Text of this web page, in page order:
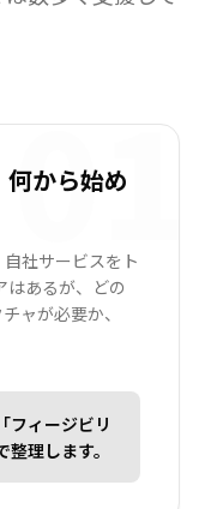
01
何から始め
社サービスをト
あるが、どの
ャが必要か、
フィージビリ
理します。